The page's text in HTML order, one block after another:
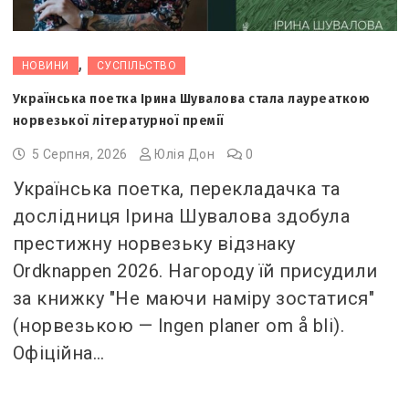
НОВИНИ , СУСПІЛЬСТВО
Українська поетка Ірина Шувалова стала лауреаткою
норвезької літературної премії
5 Серпня, 2026 Юлія Дон 0
Українська поетка, перекладачка та
дослідниця Ірина Шувалова здобула
престижну норвезьку відзнаку
Ordknappen 2026. Нагороду їй присудили
за книжку "Не маючи наміру зостатися"
(норвезькою — Ingen planer om å bli).
Офіційна…